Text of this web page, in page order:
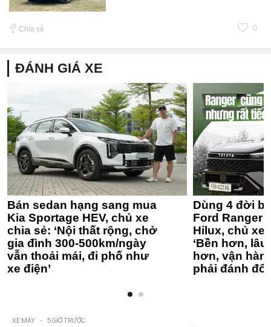
Chia sẻ 0
ĐÁNH GIÁ XE
Bán sedan hạng sang mua
Kia Sportage HEV, chủ xe
chia sẻ: ‘Nội thất rộng, chở
gia đình 300-500km/ngày
vẫn thoải mái, đi phố như
xe điện’
Dùng 4 đời
Ford Ranger
Hilux, chủ xe
‘Bền hơn,
hơn, vận
phải đánh
XE MÁY - 5 GIỜ TRƯỚC